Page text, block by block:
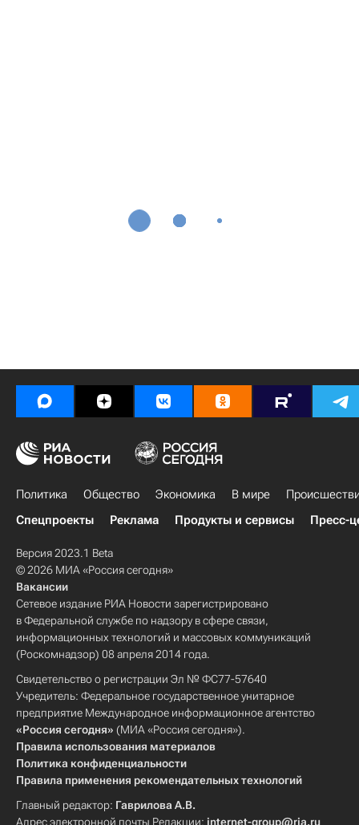
Политика Общество Экономика В мире
Спецпроекты
Реклама Продукты и сервисы Пресс-
Версия 2023.1 Beta
© 2026 МИА «Россия сегодня»
Вакансии
Сетевое издание РИА Новости зарегистрировано
в Федеральной службе по надзору в сфере связи,
информационных технологий и массовых коммуникаций
(Роскомнадзор) 08 апреля 2014 года.
Свидетельство о регистрации Эл № ФС77-57640
Учредитель: Федеральное государственное унитарное
предприятие Международное информационное агентство
«Россия сегодня» (МИА «Россия сегодня»).
Правила использования материалов
Политика конфиденциальности
Правила применения рекомендательных технологий
Главный редактор: Гаврилова А.В.
Адрес электронной почты Редакции: internet-group@ria.ru